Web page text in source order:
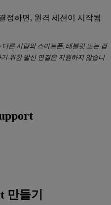
정하면, 원격 세션이 시작됩
다른 사람의 스마트폰, 태블릿 또는 컴
위한 발신 연결은 지원하지 않습니
만들기